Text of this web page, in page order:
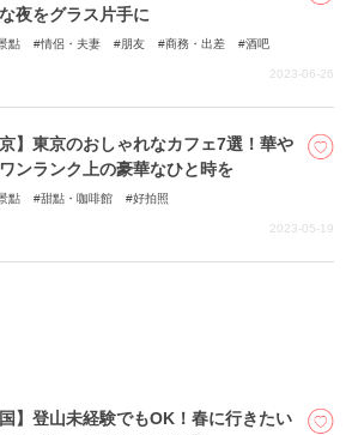
夜をグラス片手に
點 情侶・夫妻 朋友 商務・出差 酒吧
2023-06-26
京】東京のおしゃれなカフェ7選！華や
ンランク上の豪華なひと時を
點 甜點・咖啡館 好拍照
2023-05-19
国】登山未経験でもOK！春に行きたい